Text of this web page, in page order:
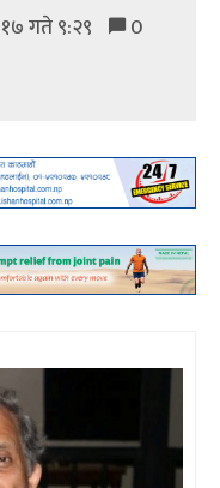
गते ९:२९ 0